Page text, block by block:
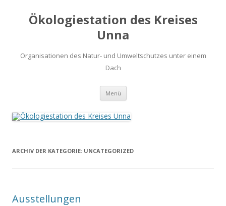
Ökologiestation des Kreises
Unna
Organisationen des Natur- und Umweltschutzes unter einem
Dach
Menü Zum
springen
ARCHIV DER KATEGORIE: UNCATEGORIZED
Ausstellungen